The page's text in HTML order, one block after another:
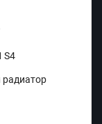
S4